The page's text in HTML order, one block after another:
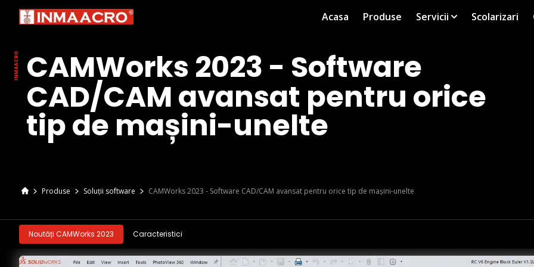
Acasa Produse Servicii Scolarizari
CAMWorks 2023 - Software
CAD/CAM avansat pentru orice
tip de mașini-unelte
Produse Soluții software CAMWorks 2023 - Software CAD/CAM avansat pentru orice tip de mașini-unelte
Noutăți CAMWorks 2023 Caracteristici